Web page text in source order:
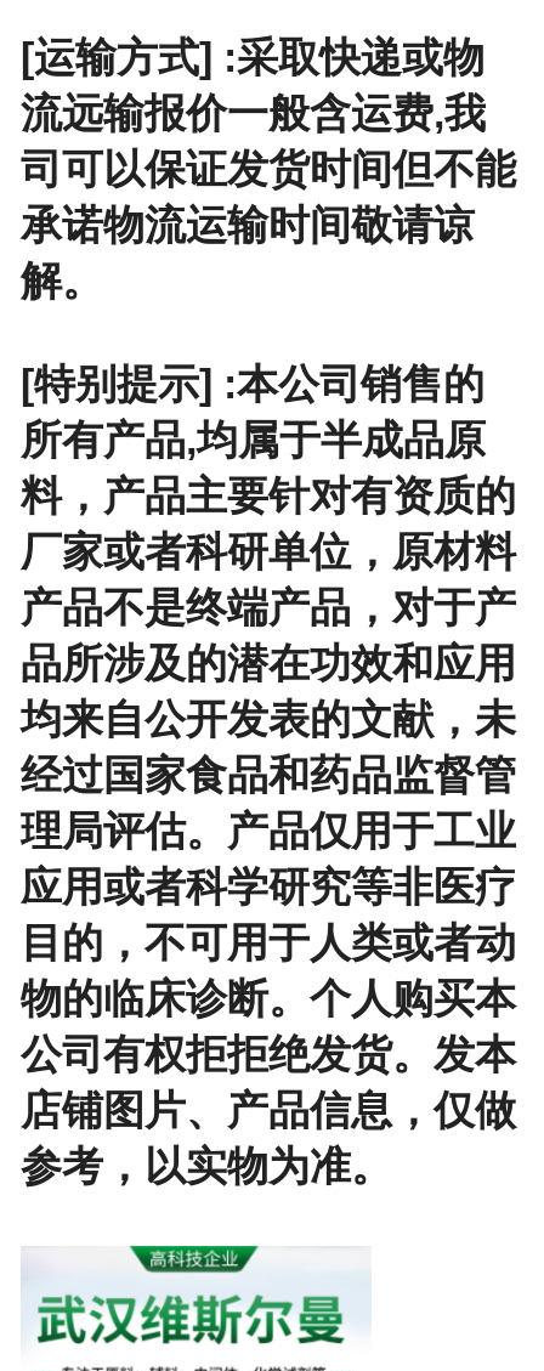
[运输方式] :采取快递或物
流远输报价一般含运费,我
司可以保证发货时间但不能
承诺物流运输时间敬请谅
解。
[特别提示] :本公司销售的
所有产品,均属于半成品原
料，产品主要针对有资质的
厂家或者科研单位，原材料
产品不是终端产品，对于产
品所涉及的潜在功效和应用
均来自公开发表的文献，未
经过国家食品和药品监督管
理局评估。产品仅用于工业
应用或者科学研究等非医疗
目的，不可用于人类或者动
物的临床诊断。个人购买本
公司有权拒拒绝发货。发本
店铺图片、产品信息，仅做
参考，以实物为准。